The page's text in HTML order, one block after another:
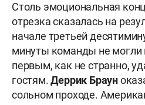
Столь эмоциональная
отрезка сказалась на
начале третьей
минуты команды не могли
первым, как не странно,
гостям.Деррик Браун
сольном проходе.